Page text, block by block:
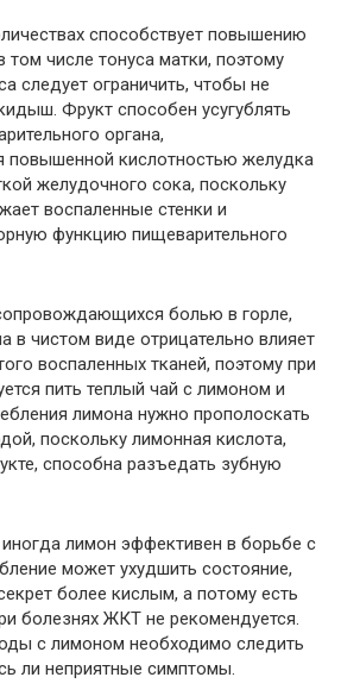
способствует повышению
числе тонуса матки, поэтому
следует ограничить, чтобы не
Фрукт способен усугублять
органа,
кислотностью желудка
желудочного сока, поскольку
воспаленные стенки и
функцию пищеварительного
болью в горле,
в чистом виде отрицательно влияет
воспаленных тканей, поэтому при
пить теплый чай с лимоном и
лимона нужно прополоскать
поскольку лимонная кислота,
способна разъедать зубную
лимон эффективен в борьбе с
может ухудшить состояние,
более кислым, а потому есть
болезнях ЖКТ не рекомендуется.
с лимоном необходимо следить
ли неприятные симптомы.